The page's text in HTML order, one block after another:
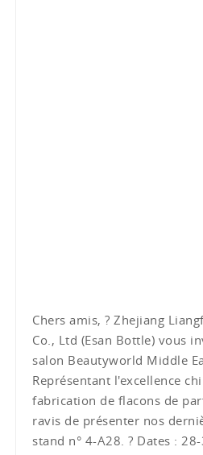
Chers amis, ? Zhejiang
Co., Ltd (Esan Bottle) vous
salon Beautyworld Middle
Représentant l'excellence
fabrication de flacons de
ravis de présenter nos
stand n° 4-A28. ? Dates :